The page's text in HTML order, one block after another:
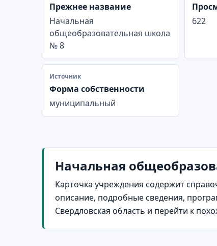
Прежнее название
Начальная
общеобразовательная школа
№ 8
622
Источник
Форма собственности
муниципальный
Начальная
Карточка учреждения содержит
описание, подробные сведения,
Свердловская область и перейти к